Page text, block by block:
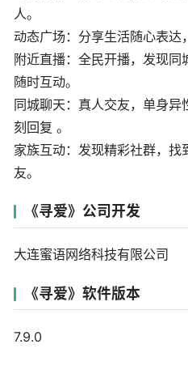
人。
动态广场：分享生活随心表达
附近直播：全民开播，发现同
随时互动。
同城聊天：真人交友，单身异
刻回复 。
家族互动：发现精彩社群，找
友。
《寻爱》公司开发
大连蜜语网络科技有限公司
《寻爱》软件版本
7.9.0